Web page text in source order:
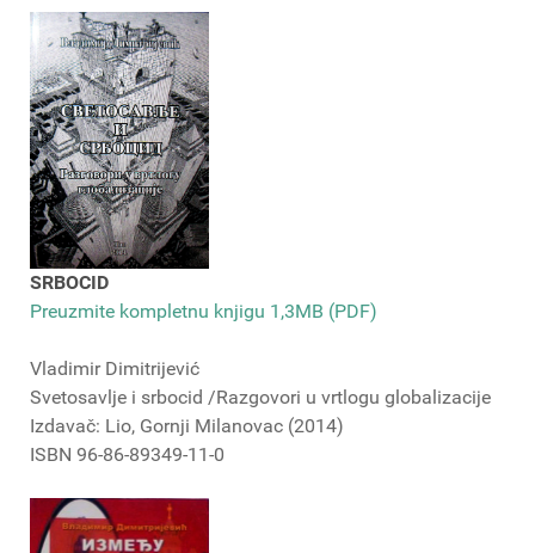
SRBOCID
Preuzmite kompletnu knjigu 1,3MB (PDF)
Vladimir Dimitrijević
Svetosavlje i srbocid /Razgovori u vrtlogu globalizacije
Izdavač: Lio, Gornji Milanovac (2014)
ISBN 96-86-89349-11-0